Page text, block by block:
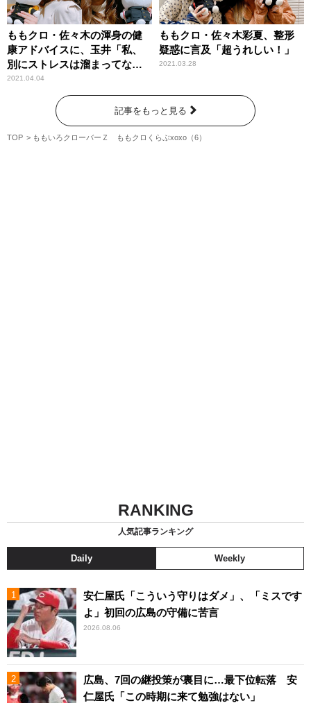
ももクロ・佐々木の渾身の健
康アドバイスに、玉井「私、
別にストレスは溜まってない
ですよ？（笑）」
2021.04.04
ももクロ・佐々木彩夏、整形
疑惑に言及「超うれしい！」
2021.03.28
記事をもっと見る
TOP ももいろクローバーＺ ももクロくらぶxoxo（6）
RANKING
人気記事ランキング
Daily Weekly
安仁屋氏「こういう守りはダメ」、「ミスです
よ」初回の広島の守備に苦言
2026.08.06
広島、7回の継投策が裏目に…最下位転落 安
仁屋氏「この時期に来て勉強はない」